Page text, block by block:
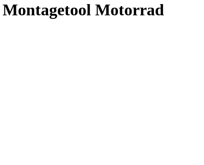
Motorrad